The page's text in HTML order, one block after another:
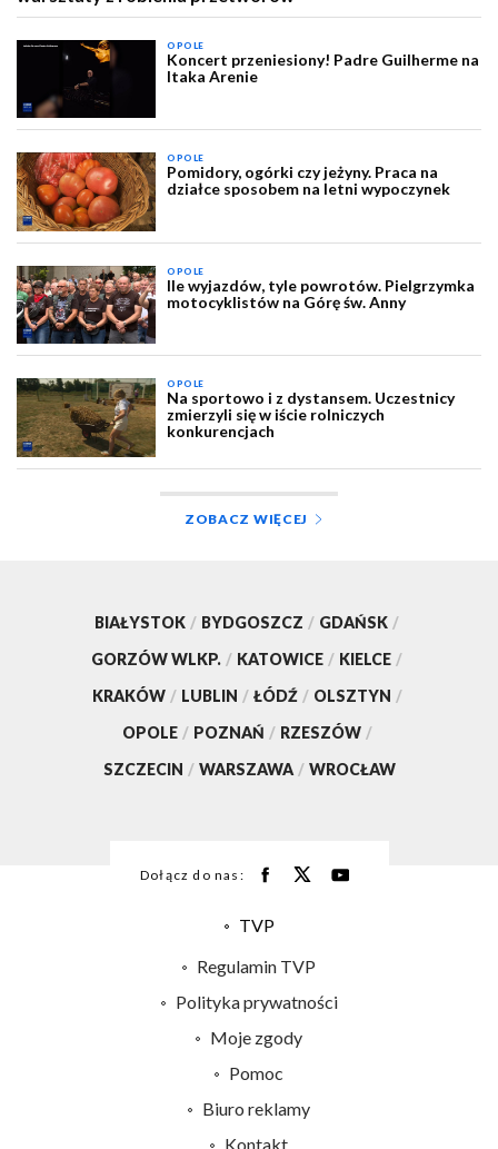
OPOLE
Koncert przeniesiony! Padre Guilherme na
Itaka Arenie
OPOLE
Pomidory, ogórki czy jeżyny. Praca na
działce sposobem na letni wypoczynek
OPOLE
Ile wyjazdów, tyle powrotów. Pielgrzymka
motocyklistów na Górę św. Anny
OPOLE
Na sportowo i z dystansem. Uczestnicy
zmierzyli się w iście rolniczych
konkurencjach
ZOBACZ WIĘCEJ
BIAŁYSTOK / BYDGOSZCZ / GDAŃSK /
GORZÓW WLKP. / KATOWICE / KIELCE /
KRAKÓW / LUBLIN / ŁÓDŹ / OLSZTYN /
OPOLE / POZNAŃ / RZESZÓW /
SZCZECIN / WARSZAWA / WROCŁAW
Dołącz do nas:
TVP
Centrum informacji TVP
Naziemna Telewizja Cyfrowa
Regulamin TVP
Polityka prywatności
Moje zgody
Pomoc
Biuro reklamy
Kontakt